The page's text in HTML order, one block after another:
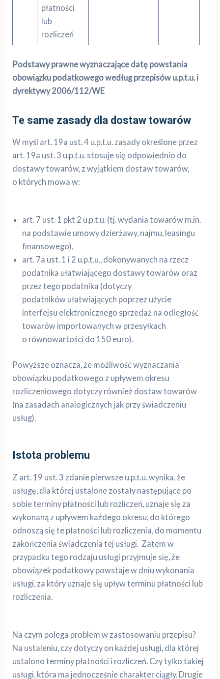
płatności
lub
rozliczeń
Podstawy prawne wyznaczające datę powstania
obowiązku podatkowego według przepisów u.p.t.u. i
dyrektywy 2006/112/WE
Te same zasady dla dostaw towarów
W myśl art. 19a ust. 4 u.p.t.u. zasady określone przez
art. 19a ust. 3 u.p.t.u. stosuje się odpowiednio do
dostawy towarów, z wyjątkiem dostaw towarów,
o których mowa w:
art. 7 ust. 1 pkt 2 u.p.t.u. (tj. wydania towarów m.in.
na podstawie umowy dzierżawy, najmu, leasingu
finansowego),
art. 7a ust. 1 i 2 u.p.t.u., dokonywanych na rzecz
podatnika ułatwiającego dostawy towarów oraz
przez tego podatnika (dotyczy
podatników ułatwiających poprzez użycie
interfejsu elektronicznego sprzedaż na odległość
towarów importowanych w przesyłkach
o równowartości do 150 euro).
Powyższe oznacza, że możliwość wyznaczania
obowiązku podatkowego z upływem okresu
rozliczeniowego dotyczy również dostaw towarów
(na zasadach analogicznych jak przy świadczeniu
usług).
Istota problemu
Z art. 19 ust. 3 zdanie pierwsze u.p.t.u. wynika, że
usługę, dla której ustalone zostały następujące po
sobie terminy płatności lub rozliczeń, uznaje się za
wykonaną z upływem każdego okresu, do którego
odnoszą się te płatności lub rozliczenia, do momentu
zakończenia świadczenia tej usługi. Zatem w
przypadku tego rodzaju usługi przyjmuje się, że
obowiązek podatkowy powstaje w dniu wykonania
usługi, za który uznaje się upływ terminu płatności lub
rozliczenia.
Na czym polega problem w zastosowaniu przepisu?
Na ustaleniu, czy dotyczy on każdej usługi, dla której
ustalono terminy płatności i rozliczeń. Czy tylko takiej
usługi, która ma jednocześnie charakter ciągły. Drugie